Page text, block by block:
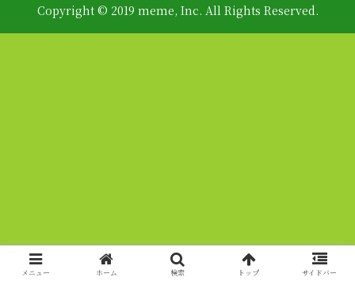
Copyright © 2019 meme, Inc. All Rights Reserved.
メニュー ホーム 検索 トップ サイドバー